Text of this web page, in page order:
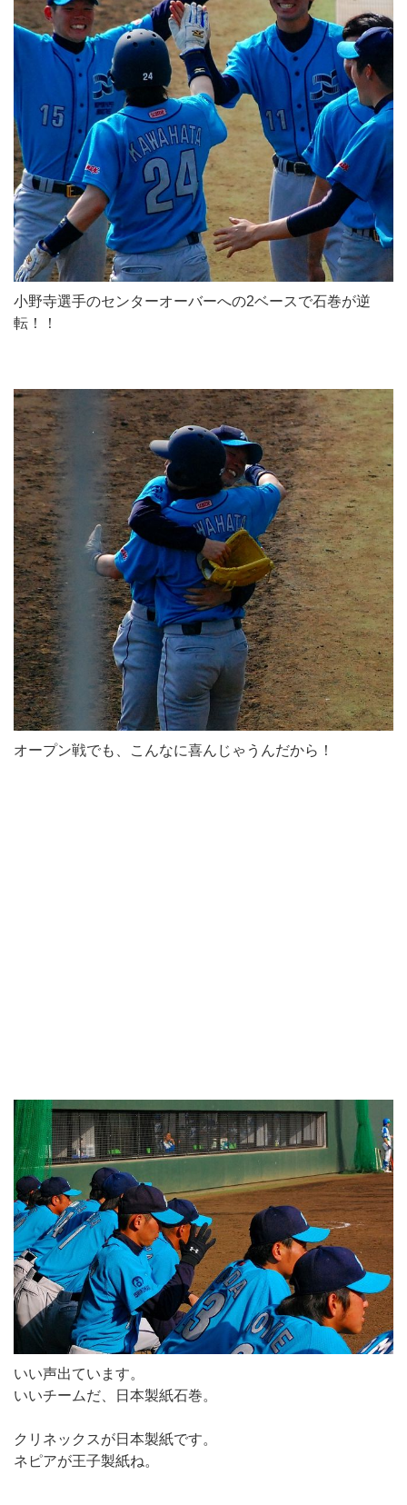
小野寺選手のセンターオーバーへの2ベースで石巻が逆
転！！
オープン戦でも、こんなに喜んじゃうんだから！
いい声出ています。
いいチームだ、日本製紙石巻。
クリネックスが日本製紙です。
ネピアが王子製紙ね。